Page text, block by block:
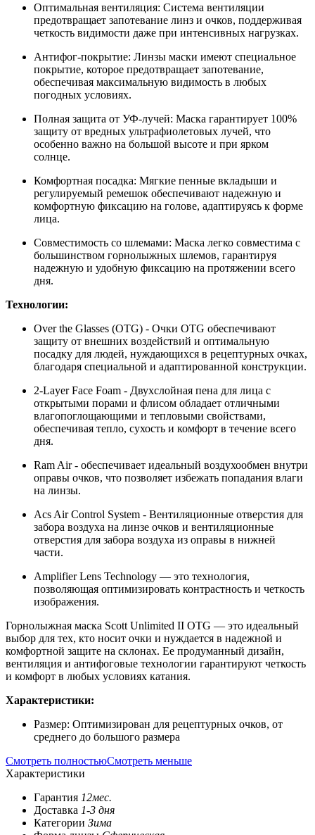
Оптимальная вентиляция: Система вентиляции
предотвращает запотевание линз и очков, поддерживая
четкость видимости даже при интенсивных нагрузках.
Антифог-покрытие: Линзы маски имеют специальное
покрытие, которое предотвращает запотевание,
обеспечивая максимальную видимость в любых
погодных условиях.
Полная защита от УФ-лучей: Маска гарантирует 100%
защиту от вредных ультрафиолетовых лучей, что
особенно важно на большой высоте и при ярком
солнце.
Комфортная посадка: Мягкие пенные вкладыши и
регулируемый ремешок обеспечивают надежную и
комфортную фиксацию на голове, адаптируясь к форме
лица.
Совместимость со шлемами: Маска легко совместима с
большинством горнолыжных шлемов, гарантируя
надежную и удобную фиксацию на протяжении всего
дня.
Технологии:
Over the Glasses (OTG) - Очки OTG обеспечивают
защиту от внешних воздействий и оптимальную
посадку для людей, нуждающихся в рецептурных очках,
благодаря специальной и адаптированной конструкции.
2-Layer Face Foam - Двухслойная пена для лица с
открытыми порами и флисом обладает отличными
влагопоглощающими и тепловыми свойствами,
обеспечивая тепло, сухость и комфорт в течение всего
дня.
Ram Air - обеспечивает идеальный воздухообмен внутри
оправы очков, что позволяет избежать попадания влаги
на линзы.
Acs Air Control System - Вентиляционные отверстия для
забора воздуха на линзе очков и вентиляционные
отверстия для забора воздуха из оправы в нижней
части.
Amplifier Lens Technology — это технология,
позволяющая оптимизировать контрастность и четкость
изображения.
Горнолыжная маска Scott Unlimited II OTG — это идеальный
выбор для тех, кто носит очки и нуждается в надежной и
комфортной защите на склонах. Ее продуманный дизайн,
вентиляция и антифоговые технологии гарантируют четкость
и комфорт в любых условиях катания.
Характеристики:
Размер: Оптимизирован для рецептурных очков, от
среднего до большого размера
Смотреть полностьюСмотреть меньше
Характеристики
Гарантия 12мес.
Доставка 1-3 дня
Категории Зима